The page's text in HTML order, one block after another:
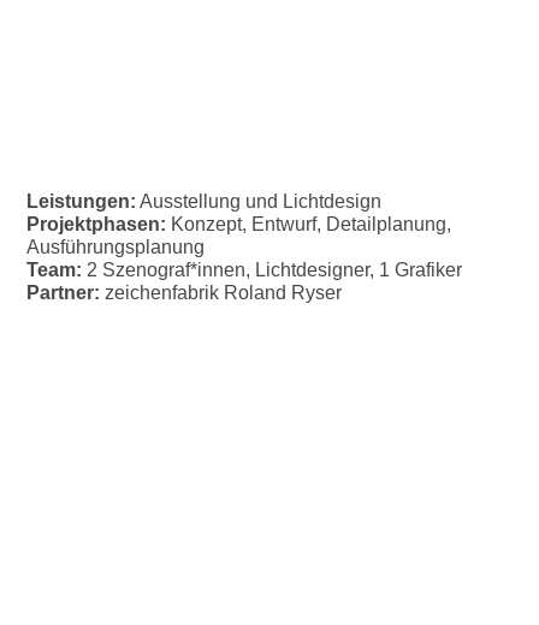
Leistungen: Ausstellung und Lichtdesign
Projektphasen: Konzept, Entwurf, Detailplanung,
Ausführungsplanung
Team: 2 Szenograf*innen, Lichtdesigner, 1 Grafiker
Partner: zeichenfabrik Roland Ryser